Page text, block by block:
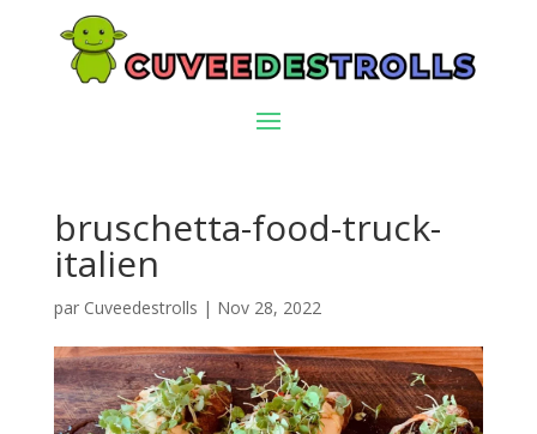
bruschetta-food-truck-
italien
par Cuveedestrolls | Nov 28, 2022